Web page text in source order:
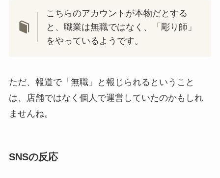
こちらのアカウントが本物だとする
と、職業は無職ではなく、「彫り師」
をやっているようです。
ただ、報道で「無職」と報じられるということ
は、店舗ではなく個人で運営していたのかもしれ
ませんね。
SNSの反応